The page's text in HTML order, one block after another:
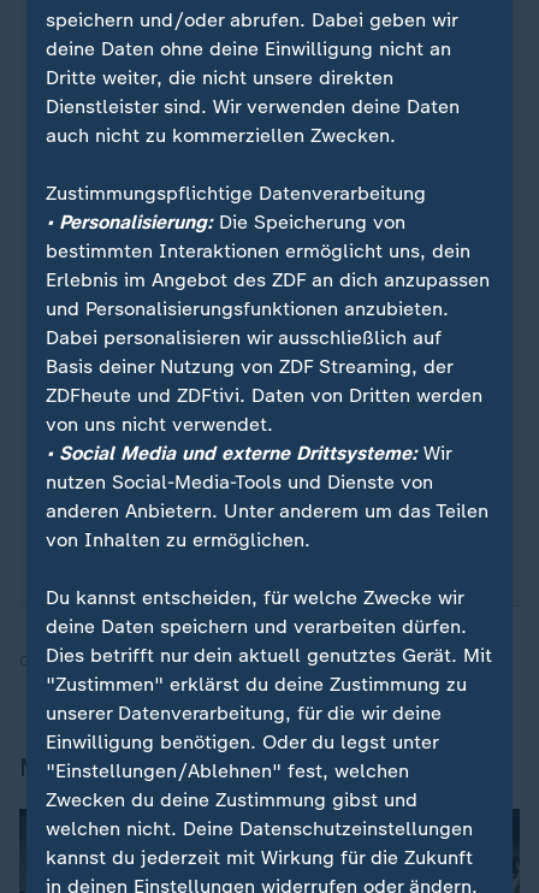
Quelle: Reuters
Sie wollen über Sport stets auf dem Laufenden
bleiben? Dann ist unser sportstudio-WhatsApp-
Channel genau das Richtige für Sie. Egal ob
morgens zum Kaffee, mittags zum Lunch oder zum
Feierabend - erhalten Siedie wichtigsten News
direkt auf Ihr Smartphone. Melden Sie sich hier
ganz einfach für unseren WhatsApp-Channel an:
sportstudio-WhatsApp-Channel
Quelle:SID, dpa
Mehr zur 2. Liga
speichern und/oder abrufen. Dabei geben wir
deine Daten ohne deine Einwilligung nicht an
Dritte weiter, die nicht unsere direkten
Dienstleister sind. Wir verwenden deine Daten
auch nicht zu kommerziellen Zwecken.
Zustimmungspflichtige Datenverarbeitung
• Personalisierung:Die Speicherung von
bestimmten Interaktionen ermöglicht uns, dein
Erlebnis im Angebot des ZDF an dich anzupassen
und Personalisierungsfunktionen anzubieten.
Dabei personalisieren wir ausschließlich auf
Basis deiner Nutzung von ZDF Streaming, der
ZDFheute und ZDFtivi. Daten von Dritten werden
von uns nicht verwendet.
• Social Media und externe Drittsysteme:Wir
nutzen Social-Media-Tools und Dienste von
anderen Anbietern. Unter anderem um das Teilen
von Inhalten zu ermöglichen.
Du kannst entscheiden, für welche Zwecke wir
deine Daten speichern und verarbeiten dürfen.
Dies betrifft nur dein aktuell genutztes Gerät. Mit
"Zustimmen" erklärst du deine Zustimmung zu
unserer Datenverarbeitung, für die wir deine
Einwilligung benötigen. Oder du legst unter
"Einstellungen/Ablehnen" fest, welchen
Zwecken du deine Zustimmung gibst und
welchen nicht. Deine Datenschutzeinstellungen
kannst du jederzeit mit Wirkung für die Zukunft
in deinen Einstellungen widerrufen oder ändern.